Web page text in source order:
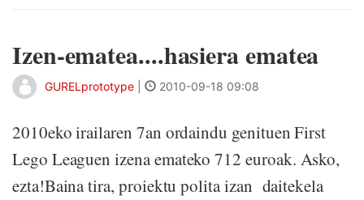
Izen-ematea....hasiera ematea
GURELprototype 2010-09-18 09:08
2010eko irailaren 7an ordaindu genituen First
Lego Leaguen izena emateko 712 euroak. Asko,
ezta!Baina tira, proiektu polita izan daitekela